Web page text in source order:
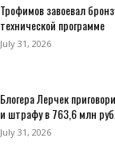
Трофимов завоевал
технической программе
July 31, 2026
Блогера Лерчек
и штрафу в 763,6 млн
July 31, 2026